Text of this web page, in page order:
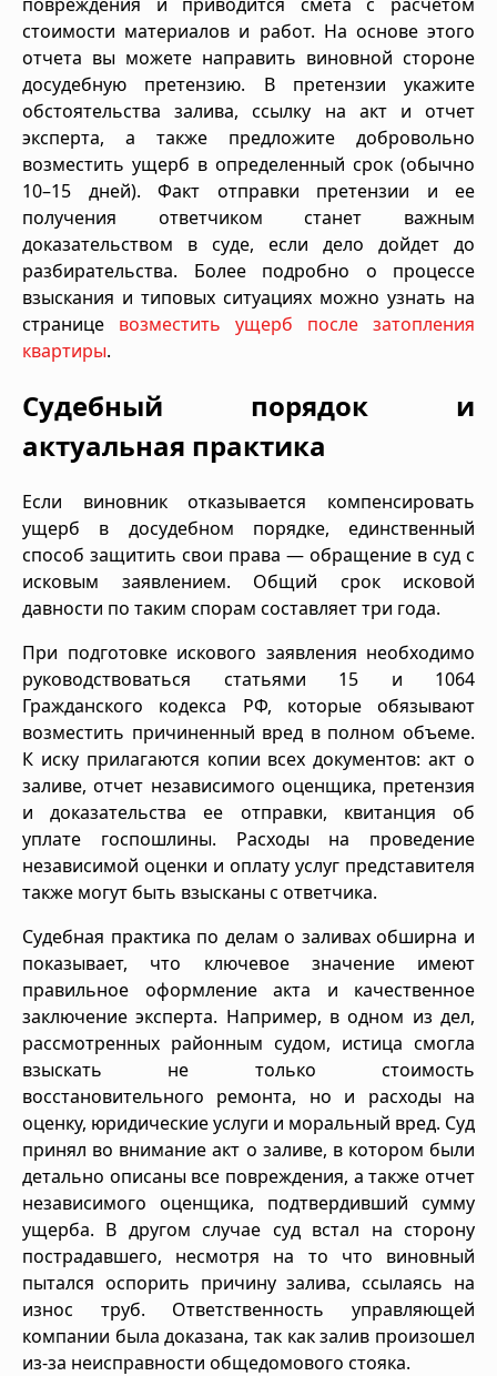
стоимости материалов и работ. На основе этого
отчета вы можете направить виновной стороне
досудебную претензию. В претензии укажите
обстоятельства залива, ссылку на акт и отчет
эксперта, а также предложите добровольно
возместить ущерб в определенный срок (обычно
10–15 дней). Факт отправки претензии и ее
получения ответчиком станет важным
доказательством в суде, если дело дойдет до
разбирательства. Более подробно о процессе
взыскания и типовых ситуациях можно узнать на
странице возместить ущерб после затопления
квартиры.
Судебный порядок и
актуальная практика
Если виновник отказывается компенсировать
ущерб в досудебном порядке, единственный
способ защитить свои права — обращение в суд с
исковым заявлением. Общий срок исковой
давности по таким спорам составляет три года.
При подготовке искового заявления необходимо
руководствоваться статьями 15 и 1064
Гражданского кодекса РФ, которые обязывают
возместить причиненный вред в полном объеме.
К иску прилагаются копии всех документов: акт о
заливе, отчет независимого оценщика, претензия
и доказательства ее отправки, квитанция об
уплате госпошлины. Расходы на проведение
независимой оценки и оплату услуг представителя
также могут быть взысканы с ответчика.
Судебная практика по делам о заливах обширна и
показывает, что ключевое значение имеют
правильное оформление акта и качественное
заключение эксперта. Например, в одном из дел,
рассмотренных районным судом, истица смогла
взыскать не только стоимость
восстановительного ремонта, но и расходы на
оценку, юридические услуги и моральный вред. Суд
принял во внимание акт о заливе, в котором были
детально описаны все повреждения, а также отчет
независимого оценщика, подтвердивший сумму
ущерба. В другом случае суд встал на сторону
пострадавшего, несмотря на то что виновный
пытался оспорить причину залива, ссылаясь на
износ труб. Ответственность управляющей
компании была доказана, так как залив произошел
из-за неисправности общедомового стояка.